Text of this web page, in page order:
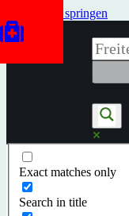
Zum Inhalt springen
Exact matches only
Search in title